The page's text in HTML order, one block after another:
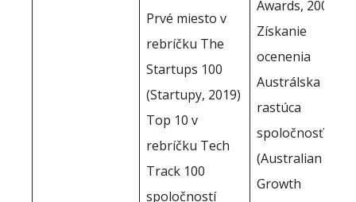
Prvé miesto v
rebríčku The
Startups 100
(Startupy, 2019)
Top 10 v
rebríčku Tech
Track 100
spoločností
Awards, 2006)
Získanie
ocenenia
Austrálska
rastúca
spoločnosť roka
(Australian
Growth